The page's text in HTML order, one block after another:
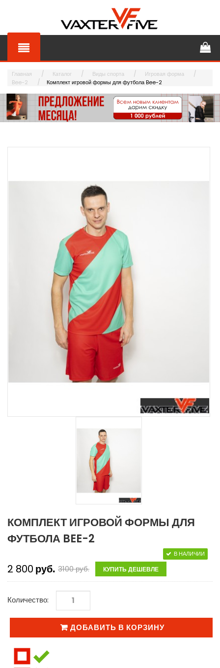
Главная Каталог Виды спорта
Игровая форма
Bee-2
Комплект игровой формы для футбола Bee-2
КОМПЛЕКТ ИГРОВОЙ ФОРМЫ ДЛЯ
ФУТБОЛА BEE-2
2 800 руб. 3100руб. КУПИТЬ ДЕШЕВЛЕ
В НАЛИЧИИ
Количество:
ДОБАВИТЬ В КОРЗИНУ